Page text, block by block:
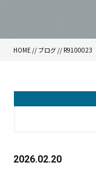
HOME // ブログ // R9100023
2026.02.20